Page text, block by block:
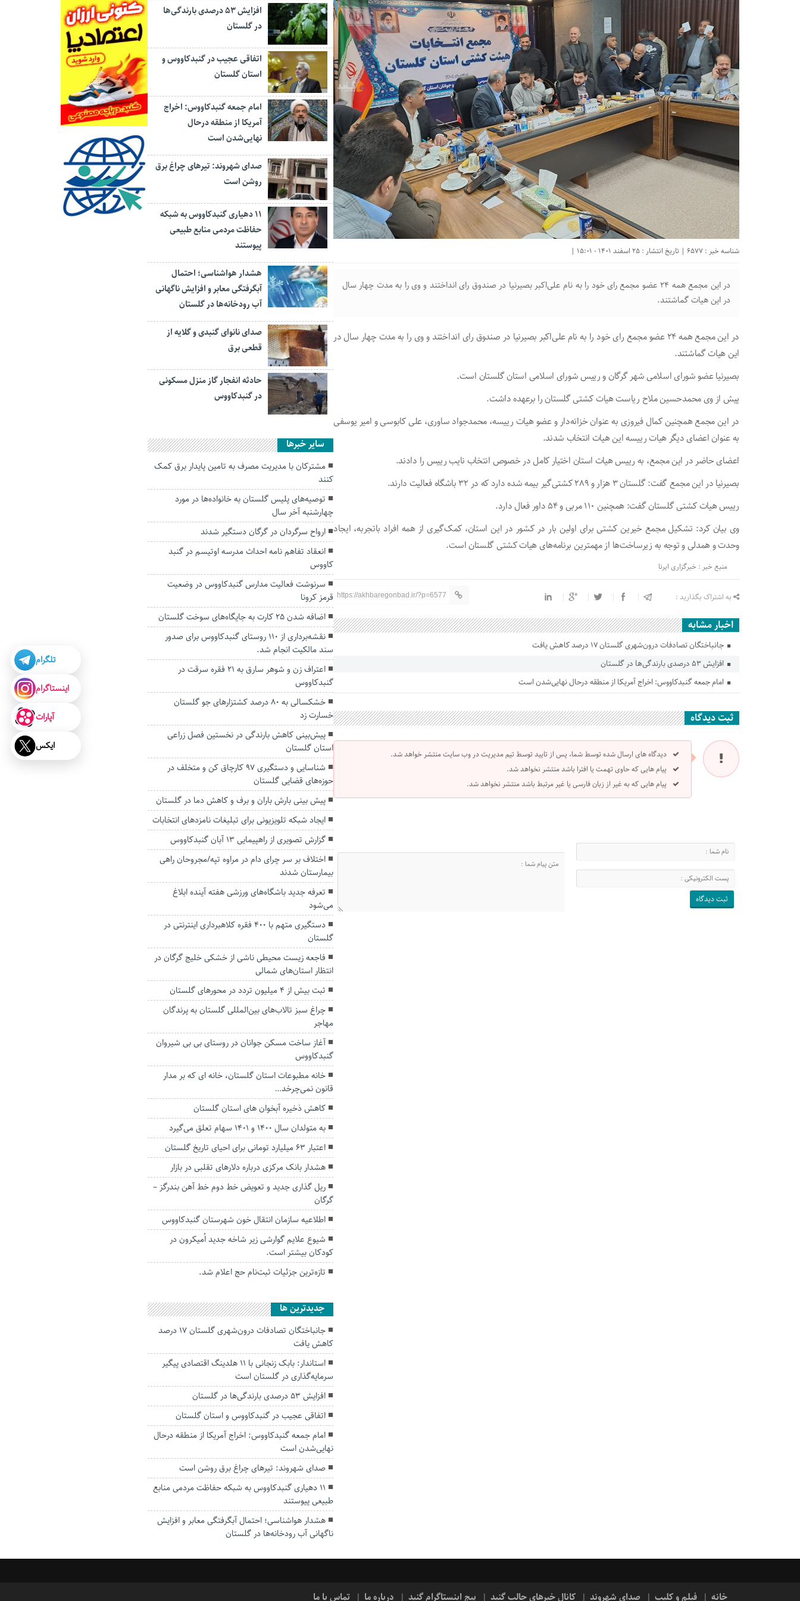
شناسه خبر : 6577 | تاریخ انتشار : 25 اسفند 1401 - 15:01 |
در این مجمع همه ۲۴ عضو مجمع رای خود را به نام علی‌اکبر بصیرنیا در صندوق رای انداختند و وی را به مدت چهار سال
در این هیات گماشتند.
در این مجمع همه ۲۴ عضو مجمع رای خود را به نام علی‌اکبر بصیرنیا در صندوق رای انداختند و وی را به مدت چهار سال در
این هیات گماشتند.
بصیرنیا عضو شورای اسلامی شهر گرگان و رییس شورای اسلامی استان گلستان است.
پیش از وی محمدحسین ملاح ریاست هیات کشتی گلستان‌ را برعهده داشت.
در این مجمع همچنین کمال فیروزی به عنوان خزانه‌دار و عضو هیات رییسه، محمدجواد ساوری، علی کابوسی و امیر یوسفی
به عنوان اعضای دیگر هیات رییسه این هیات انتخاب شدند.
اعضای حاضر در این مجمع، به رییس هیات استان اختیار کامل در خصوص انتخاب نایب رییس را دادند.
بصیرنیا در این مجمع گفت: گلستان ۳ هزار و ۲۸۹ کشتی‌گیر بیمه شده دارد که در ۳۲ باشگاه فعالیت دارند.
رییس هیات کشتی گلستان‌ گفت: همچنین ۱۱۰ مربی و ۵۴ داور فعال دارد.
وی بیان کرد: تشکیل مجمع خیرین کشتی برای اولین بار در کشور در این استان، کمک‌گیری از همه افراد باتجربه، ایجاد
وحدت و همدلی و توجه به زیرساخت‌ها از مهمترین برنامه‌های هیات کشتی گلستان است.
منبع خبر : خبرگزاری ایرنا
به اشتراک بگذارید : https://akhbaregonbad.ir/?p=6577
اخبار مشابه
جانباختگان تصادفات درون‌شهری گلستان ۱۷ درصد کاهش یافت
افزایش ۵۳ درصدی بارندگی‌ها در گلستان
امام جمعه گنبدکاووس: اخراج آمریکا از منطقه درحال نهایی‌شدن است
ثبت دیدگاه
دیدگاه های ارسال شده توسط شما، پس از تایید توسط تیم مدیریت در وب سایت منتشر خواهد شد.
پیام هایی که حاوی تهمت یا افترا باشد منتشر نخواهد شد.
پیام هایی که به غیر از زبان فارسی یا غیر مرتبط باشد منتشر نخواهد شد.
افزایش ۵۳ درصدی بارندگی‌ها
در گلستان
اتفاقی عجیب در‌ گنبدکاووس و
استان گلستان
امام جمعه گنبدکاووس: اخراج
آمریکا از منطقه درحال
نهایی‌شدن است
صدای شهروند: تیرهای چراغ برق
روشن است
۱۱ دهیاری گنبدکاووس به شبکه
حفاظت مردمی منابع طبیعی
پیوستند
هشدار هواشناسی؛ احتمال
آبگرفتگی معابر و افزایش ناگهانی
آب رودخانه‌ها در گلستان
صدای نانوای گنبدی و گلایه از
قطعی برق
حادثه انفجار گاز منزل مسکونی
در گنبدکاووس
سایر خبرها
مشترکان با مدیریت مصرف به تامین پایدار برق کمک
کنند
توصیه‌های پلیس گلستان به خانواده‌ها در مورد
چهارشنبه آخر سال
ارواح سرگردان در گرگان دستگیر شدند
انعقاد تفاهم نامه احداث مدرسه اوتیسم در گنبد
کاووس
سرنوشت فعالیت مدارس گنبدکاووس در وضعیت
قرمز کرونا
اضافه شدن ۲۵ کارت به جایگاه‌های سوخت گلستان
نقشه‌برداری از ۱۱۰ روستای گنبدکاووس برای صدور
سند مالکیت انجام شد.
اعتراف زن و شوهر سارق به ۲۱ فقره سرقت در
گنبدکاووس
خشکسالی به ۸۰ درصد کشتزارهای جو گلستان
خسارت زد
پیش‌بینی کاهش بارندگی در نخستین فصل زراعی
استان گلستان
شناسایی و دستگیری ۹۷ کارچاق کن و متخلف در
حوزه‌های قضایی گلستان
پیش بینی بارش باران و برف و کاهش دما در گلستان
ایجاد شبکه تلویزیونی برای تبلیغات نامزدهای انتخابات
گزارش تصویری از راهپیمایی 13 آبان گنبدکاووس
اختلاف بر سر چرای دام در مراوه تپه/مجروحان راهی
بیمارستان شدند
تعرفه جدید باشگاه‌های ورزشی هفته آینده ابلاغ
می‌شود
دستگیری متهم با ۴۰۰ فقره کلاهبرداری اینترنتی در
گلستان
فاجعه زیست محیطی ناشی از خشکی خلیج گرگان در
انتظار استان‌های شمالی
ثبت بیش از ۴ میلیون تردد در محور‌های گلستان
چراغ سبز تالاب‌های بین‌المللی گلستان به پرندگان
مهاجر
آغاز ساخت مسکن جوانان در روستای بی بی شیروان
گنبدکاووس
خانه مطبوعات استان گلستان، خانه ای که بر مدار
قانون نمی‌چرخد…
کاهش ذخیره آبخوان های استان گلستان
به متولدان سال ۱۴۰۰ و ۱۴۰۱ سهام تعلق می‌گیرد
اعتبار ۶۳ میلیارد تومانی برای احیای تاریخ گلستان
هشدار بانک مرکزی درباره دلارهای تقلبی در بازار
ریل گذاری جدید و تعویض خط دوم خط آهن بندرگز –
گرگان
اطلاعیه سازمان انتقال خون شهرستان گنبدکاووس
شیوع علایم گوارشی زیر شاخه جدید اُمیکرون در
کودکان بیشتر است.
تازه‌ترین جزئیات ثبت‌نام حج اعلام شد.
جديدترين ها
جانباختگان تصادفات درون‌شهری گلستان ۱۷ درصد
کاهش یافت
استاندار: بابک زنجانی با ۱۱ هلدینگ اقتصادی پیگیر
سرمایه‌گذاری در گلستان است
افزایش ۵۳ درصدی بارندگی‌ها در گلستان
اتفاقی عجیب در‌ گنبدکاووس و استان گلستان
امام جمعه گنبدکاووس: اخراج آمریکا از منطقه درحال
نهایی‌شدن است
صدای شهروند: تیرهای چراغ برق روشن است
۱۱ دهیاری گنبدکاووس به شبکه حفاظت مردمی منابع
طبیعی پیوستند
هشدار هواشناسی؛ احتمال آبگرفتگی معابر و افزایش
ناگهانی آب رودخانه‌ها در گلستان
خانه فیلم و کلیپ صدای شهروند کانال خبرهای جالب گنبد پیج اینستاگرام گنبد درباره ما تماس با ما
تلگرام
اینستاگرام
آپارات
ایکس